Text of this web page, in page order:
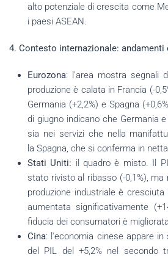
alto potenziale di crescita come
i paesi ASEAN.
4. Contesto internazionale: andamenti
Eurozona: l'area mostra segnali
produzione è calata in Francia (-
Germania (+2,2%) e Spagna
di giugno indicano che Germania
sia nei servizi che nella
la Spagna, che si conferma in
Stati Uniti: il quadro è misto. Il
stato rivisto al ribasso (-0,1%),
produzione industriale è cresciuta
aumentata significativamente
fiducia dei consumatori è
Cina: l'economia cinese appare
del PIL del +5,2% nel secondo